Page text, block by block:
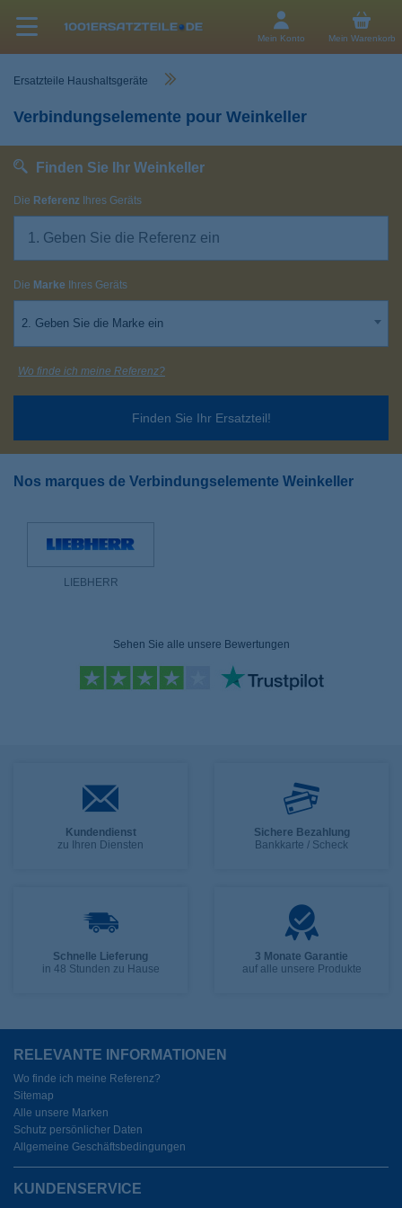
Mein Konto Mein Warenkorb
Ersatzteile Haushaltsgeräte
Verbindungselemente pour Weinkeller
Finden Sie Ihr Weinkeller
Die Referenz Ihres Geräts
Die Marke Ihres Geräts
2. Geben Sie die Marke ein
Finden Sie Ihr Ersatzteil!
Wo finde ich meine Referenz?
Nos marques de Verbindungselemente Weinkeller
LIEBHERR
Sehen Sie alle unsere Bewertungen
Kundendienst
zu Ihren Diensten
Sichere Bezahlung
Bankkarte / Scheck
Schnelle Lieferung
in 48 Stunden zu Hause
3 Monate Garantie
auf alle unsere Produkte
RELEVANTE INFORMATIONEN
Wo finde ich meine Referenz?
Sitemap
Alle unsere Marken
Schutz persönlicher Daten
Allgemeine Geschäftsbedingungen
KUNDENSERVICE